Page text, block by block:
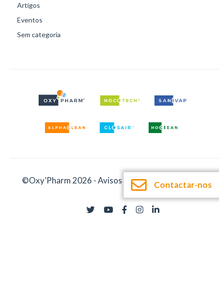
Artigos
Eventos
Sem categoria
©Oxy’Pharm 2026 -Avisos legais- Documentação
Contactar-nos